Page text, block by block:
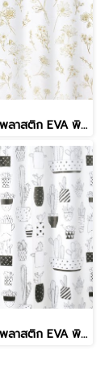
ผ้าม่านห้องน้ำพลาสติก EVA พิมพ์ลาย รุ่น EVATEX
ผ้าม่านห้องน้ำพลาสติก EVA พิมพ์ลาย รุ่น EVATEX